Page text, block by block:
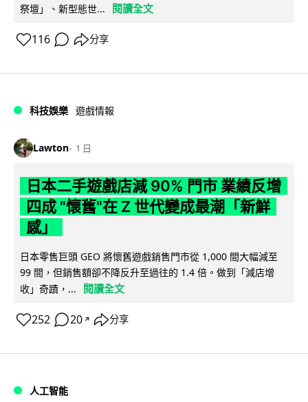
祭壇」、新型態世...
閱讀全文
116 分享
科技娛樂 遊戲情報
Lawton 1 日
日本二手遊戲店減 90% 門市 業績反增
四成 "懷舊"在 Z 世代變成最潮「新鮮
感」
日本零售巨頭 GEO 將懷舊遊戲銷售門市從 1,000 間大幅減至
99 間，但銷售額卻不降反升至過往的 1.4 倍。做到「減店增
收」奇蹟，...
閱讀全文
252 20 ↗ 分享
人工智能